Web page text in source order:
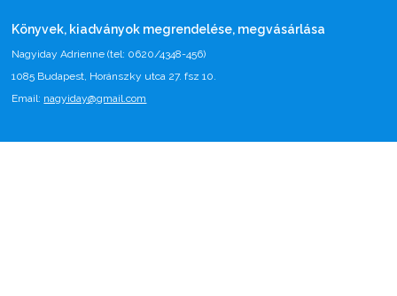
Könyvek, kiadványok megrendelése, megvásárlása
Nagyiday Adrienne (tel: 0620/4348-456)
1085 Budapest, Horánszky utca 27. fsz 10.
Email: nagyiday@gmail.com